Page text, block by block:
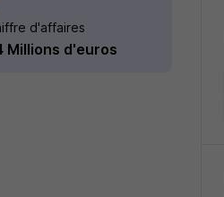
d'affaires
Millions d'euros